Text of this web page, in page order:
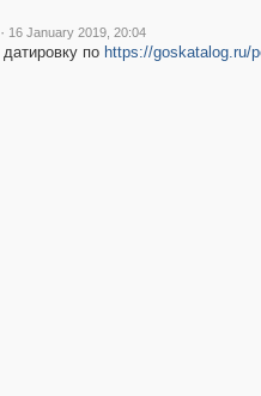
· 16 January 2019, 20:04
по https://goskatalog.ru/